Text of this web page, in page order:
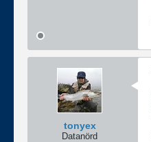
tonyex
Datanörd